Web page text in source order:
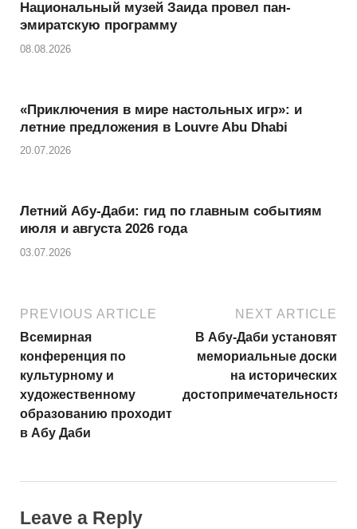
p
Национальный музей Заида провел пан-
эмиратскую программу
08.08.2026
«Приключения в мире настольных игр»: и
летние предложения в Louvre Abu Dhabi
20.07.2026
Летний Абу-Даби: гид по главным событиям
июля и августа 2026 года
03.07.2026
PREVIOUS ARTICLE
Всемирная
конференция по
культурному и
художественному
образованию проходит
в Абу Даби
NEXT ARTICLE
В Абу-Даби установят
мемориальные доски
на исторических
достопримечательностях
Leave a Reply